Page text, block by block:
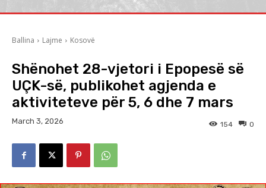
Ballina Lajme Kosovë
Shënohet 28-vjetori i Epopesë së
UÇK-së, publikohet agjenda e
aktiviteteve për 5, 6 dhe 7 mars
March 3, 2026 0
154